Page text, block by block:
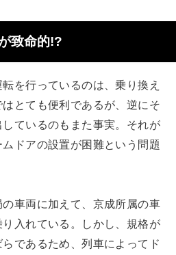
致命的!?
を行っているのは、乗り換え
とても便利であるが、逆にそ
ているのもまた事実。それが
ドアの設置が困難という問題
車両に加えて、京成所属の車
入れている。しかし、規格が
であるため、列車によってド